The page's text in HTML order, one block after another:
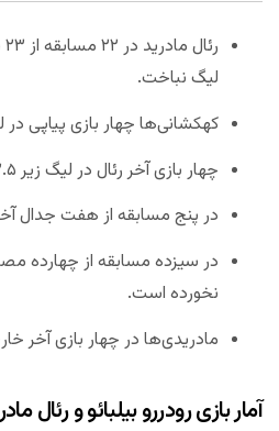
لیگ نباخت.
کهکشانی‌ها چهار بازی پیاپی
چهار بازی آخر رئال در لیگ زیر ۲.۵ گل در مجموع داشت.
در پنج مسابقه از هفت جدال
در سیزده مسابقه از چهارده
نخورده است.
مادریدی‌ها در چهار بازی آخر خارج از
آمار بازی رودرروبیلبائو و رئال